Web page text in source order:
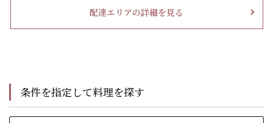
配達エリアの詳細を見る
条件を指定して料理を探す